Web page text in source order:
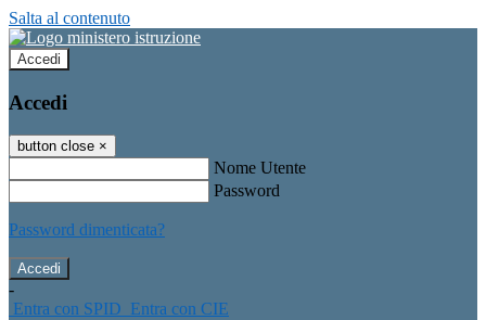
Salta al contenuto
Accedi
Accedi
button close ×
Nome Utente
Password
Password dimenticata?
-
Entra con SPID Entra con CIE